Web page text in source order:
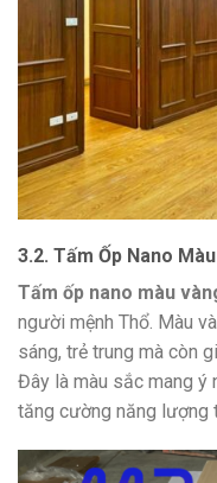
3.2. Tấm Ốp Nano
Tấm ốp nano màu
người mệnh Thổ. Màu
sáng, trẻ trung mà còn
Đây là màu sắc mang ý
tăng cường năng lượng